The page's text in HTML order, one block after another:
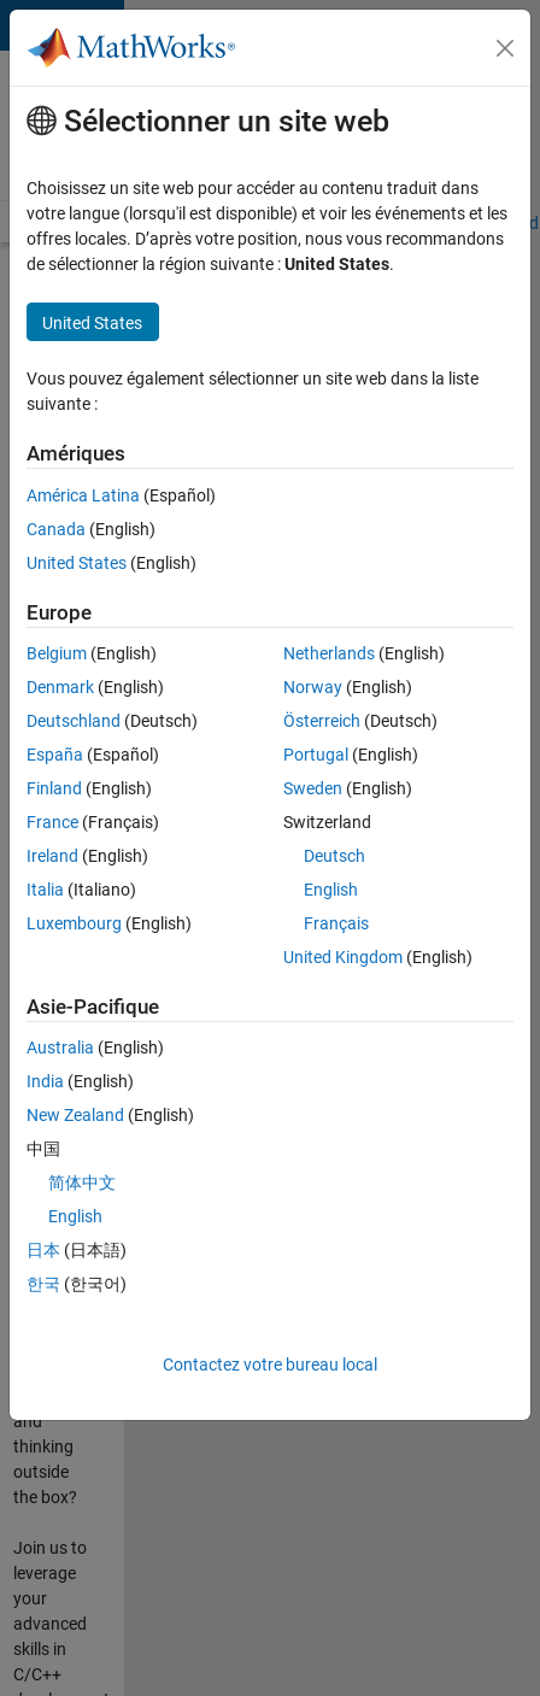
Passer au contenu
Votre
carrière
chez
Accueil Explorer nos opportunités Adresses de nos bureaux
d’autres
offres
Senior
Software
Quality
Engineer
maintenant
Poste:
36935-
Ingénierie
de
la
FR-
Résumé
du
poste
Are you
about
state-of-
the-art
Do you
and
thinking
outside
the box?
Join us to
leverage
your
advanced
skills in
C/C++
Sélectionner un site web
Choisissez un site web pour accéder au contenu traduit dans
votre langue (lorsqu'il est disponible) et voir les événements et les
offres locales. D’après votre position, nous vous recommandons
de sélectionner la région suivante :United States.
United States
Vous pouvez également sélectionner un site web dans la liste
suivante :
Amériques
América Latina (Español)
Canada (English)
United States (English)
Europe
Belgium (English)
Denmark (English)
Deutschland (Deutsch)
España (Español)
Finland (English)
France (Français)
Ireland (English)
Italia (Italiano)
Luxembourg (English)
Netherlands(English)
Norway(English)
Österreich (Deutsch)
Portugal (English)
Sweden (English)
Switzerland
Deutsch
English
Français
United Kingdom(English)
Asie-Pacifique
Australia (English)
India (English)
New Zealand (English)
中国
简体中文
English
日本 (日本語)
한국 (한국어)
Contactez votre bureau local